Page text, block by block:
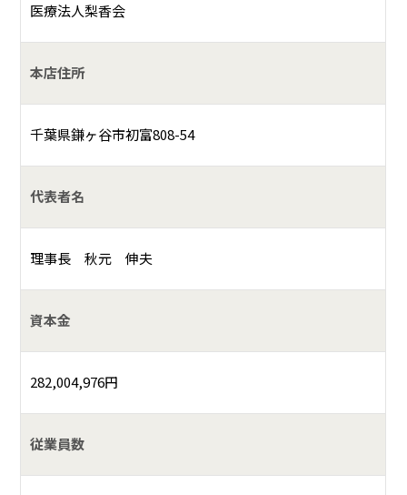
医療法人梨香会
本店住所
千葉県鎌ヶ谷市初富808-54
代表者名
理事長 秋元 伸夫
資本金
282,004,976円
従業員数